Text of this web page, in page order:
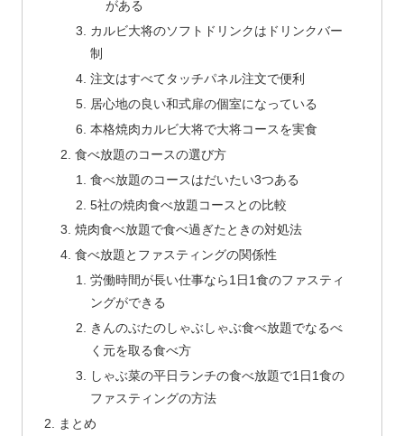
がある
カルビ大将のソフトドリンクはドリンクバー
制
注文はすべてタッチパネル注文で便利
居心地の良い和式扉の個室になっている
本格焼肉カルビ大将で大将コースを実食
食べ放題のコースの選び方
食べ放題のコースはだいたい3つある
5社の焼肉食べ放題コースとの比較
焼肉食べ放題で食べ過ぎたときの対処法
食べ放題とファスティングの関係性
労働時間が長い仕事なら1日1食のファスティ
ングができる
きんのぶたのしゃぶしゃぶ食べ放題でなるべ
く元を取る食べ方
しゃぶ菜の平日ランチの食べ放題で1日1食の
ファスティングの方法
まとめ